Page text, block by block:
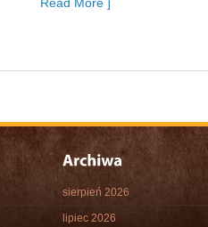
sierpień 2026
lipiec 2026